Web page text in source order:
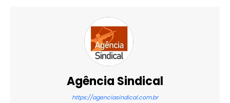
Agência Sindical
https://agenciasindical.com.br